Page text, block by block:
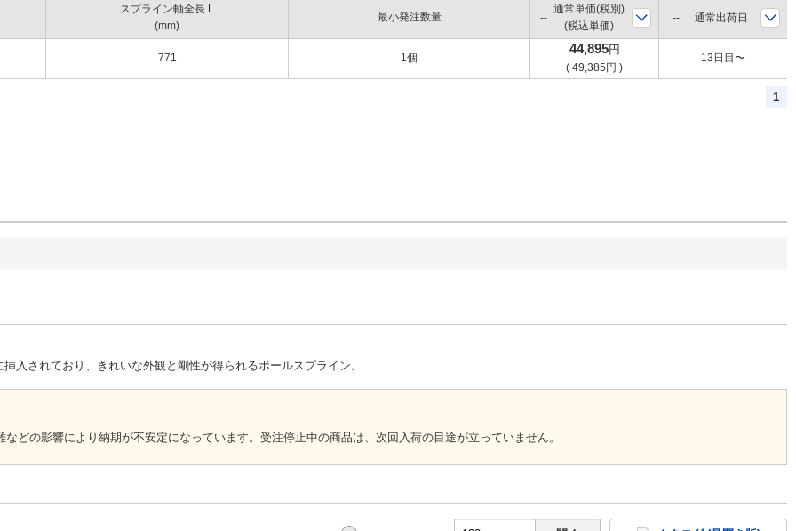
スプライン軸全長 L
(mm)
最小発注数量
771 1個
通常単価(税別)
(税込単価)
通常出荷日
44,895円
( 49,385 円 )
13日目〜
1
入されており、きれいな外観と剛性が得られるボールスプライン。
などの影響により納期が不安定になっています。受注停止中の商品は、次回入荷の目途が立っていません。